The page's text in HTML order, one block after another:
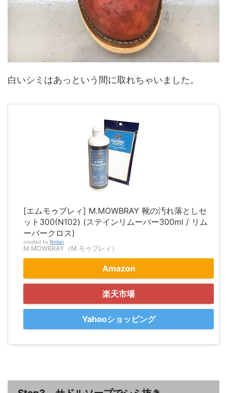
白いシミはあっという間に取れちゃいました。
[エムモゥブレィ] M.MOWBRAY 靴の汚れ落としセ
ット300(N102) (ステインリムーバー300ml / リム
ーバークロス)
created by Rinker
M.MOWBRAY（M.モゥブレィ）
Amazon
楽天市場
Yahooショッピング